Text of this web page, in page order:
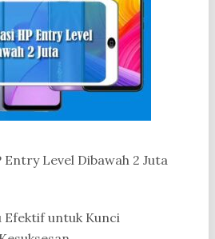
Entry Level Dibawah 2 Juta
Efektif untuk Kunci